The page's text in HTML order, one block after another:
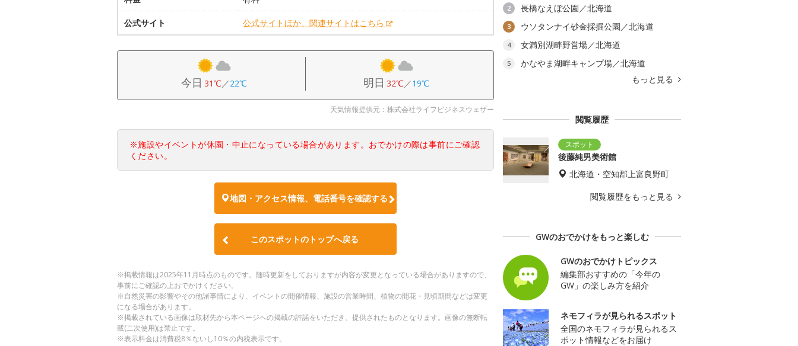
公式サイト 公式サイトほか、関連サイトはこちら
今日 31℃／22℃ 明日 32℃／19℃
天気情報提供元：株式会社ライフビジネスウェザー
※施設やイベントが休園・中止になっている場合があります。おでかけの際は事前にご確認
ください。
地図・アクセス情報、電話番号を確認する
このスポットのトップへ戻る
※掲載情報は2025年11月時点のものです。随時更新をしておりますが内容が変更となっている場合がありますので、
事前にご確認の上おでかけください。
※自然災害の影響やその他諸事情により、イベントの開催情報、施設の営業時間、植物の開花・見頃期間などは変更
になる場合があります。
※掲載されている画像は取材先から本ページへの掲載の許諾をいただき、提供されたものとなります。画像の無断転
載(二次使用)は禁止です。
※表示料金は消費税8％ないし10％の内税表示です。
2 長橋なえぼ公園／北海道
3 ウソタンナイ砂金採掘公園／北海道
4 女満別湖畔野営場／北海道
5
かなやま湖畔キャンプ場／北海道
もっと見る
閲覧履歴
後藤純男美術館
北海道・空知郡上富良野町
閲覧履歴をもっと見る
GWのおでかけをもっと楽しむ
GWのおでかけトピックス
編集部おすすめの「今年の
GW」の楽しみ方を紹介
ネモフィラが見られるスポット
全国のネモフィラが見られるス
ポット情報などをお届け